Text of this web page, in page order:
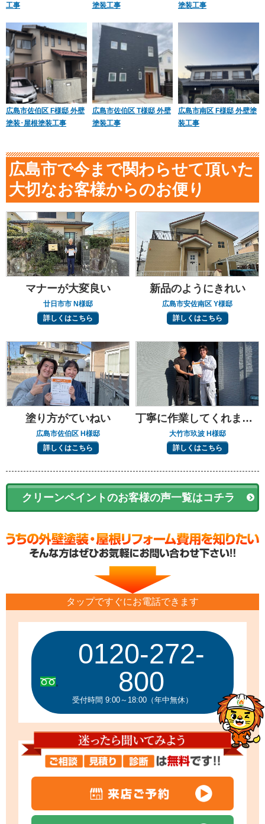
工事 塗装工事 塗装工事
広島市佐伯区 F様邸 外壁
塗装･屋根塗装工事
広島市佐伯区 T様邸 外壁
塗装工事
広島市南区 F様邸 外壁塗
装工事
広島市で今まで関わらせて頂いた
大切なお客様からのお便り
マナーが大変良い
廿日市市 N様邸
詳しくはこちら
新品のようにきれい
広島市安佐南区 Y様邸
詳しくはこちら
塗り方がていねい
広島市佐伯区 H様邸
詳しくはこちら
丁寧に作業してくれました
大竹市玖波 H様邸
詳しくはこちら
クリーンペイントのお客様の声一覧はコチラ
タップですぐにお電話できます
0120-272-
800
受付時間 9:00～18:00（年中無休）